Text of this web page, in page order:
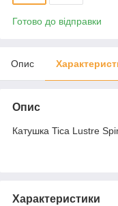
Готово до відправки
Опис
Опис
Катушка Tica Lustre
Характеристики